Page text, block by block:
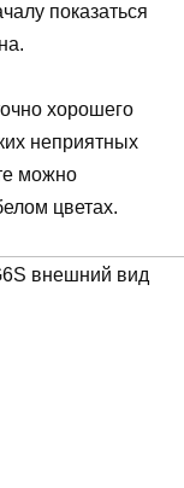
показаться
хорошего
неприятных
можно
цветах.